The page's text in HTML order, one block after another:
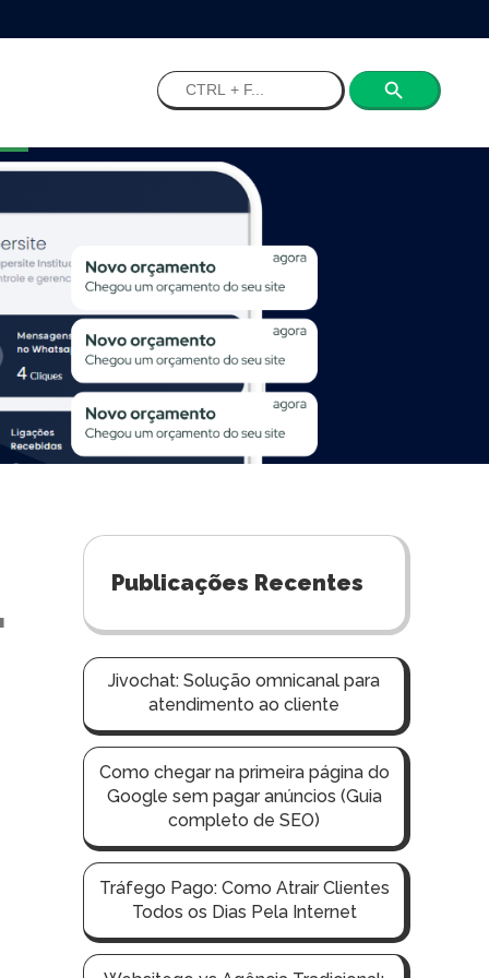
Search
Publicações Recentes
Jivochat: Solução omnicanal para
atendimento ao cliente
Como chegar na primeira página do
Google sem pagar anúncios (Guia
completo de SEO)
Tráfego Pago: Como Atrair Clientes
Todos os Dias Pela Internet